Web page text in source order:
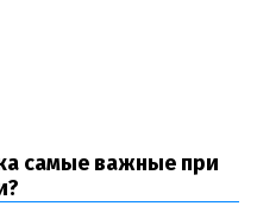
самые важные при